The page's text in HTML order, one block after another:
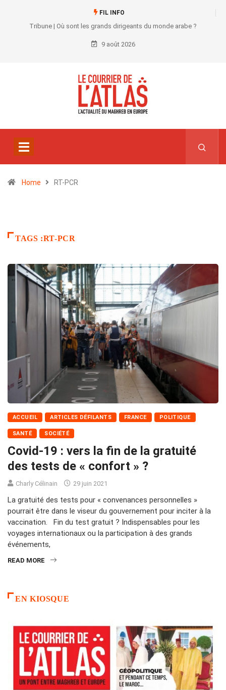
FIL INFO
Tribune | Où sont les grands dirigeants du monde arabe ?
9 août 2026
Home RT-PCR
TAGS :RT-PCR
ACCUEIL ARTICLES DÉFILANTS FRANCE POLITIQUE
SANTÉ SOCIÉTÉ
Covid-19 : vers la fin de la gratuité
des tests de « confort » ?
Charly Célinain 29 juin 2021
La gratuité des tests pour « convenances personnelles »
pourrait être dans le viseur du gouvernement pour inciter à la
vaccination. Fin du test gratuit ? Indispensables pour les
voyages internationaux ou la participation à des grands
événements,
READ MORE
EN KIOSQUE